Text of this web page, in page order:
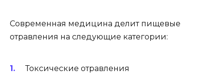
Современная медицина делит пищевые
отравления на следующие категории:
Токсические отравления